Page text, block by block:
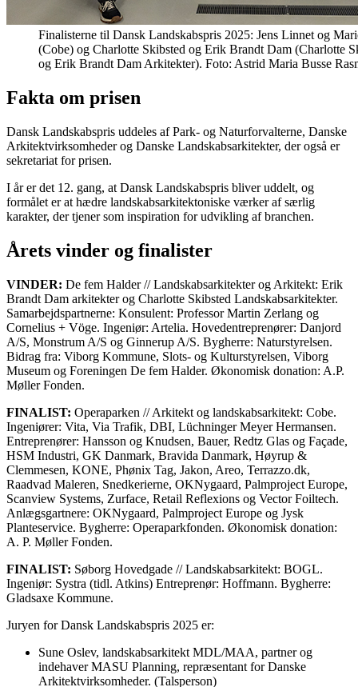
Finalisterne til Dansk Landskabspris 2025: Jens Linnet og
(Cobe) og Charlotte Skibsted og Erik Brandt Dam (Charlotte
og Erik Brandt Dam Arkitekter). Foto: Astrid Maria Busse
Fakta om prisen
Dansk Landskabspris uddeles af Park- og Naturforvalterne, Danske
Arkitektvirksomheder og Danske Landskabsarkitekter, der også er
sekretariat for prisen.
I år er det 12. gang, at Dansk Landskabspris bliver uddelt, og
formålet er at hædre landskabsarkitektoniske værker af særlig
karakter, der tjener som inspiration for udvikling af branchen.
Årets vinder og finalister
VINDER: De fem Halder // Landskabsarkitekter og Arkitekt: Erik
Brandt Dam arkitekter og Charlotte Skibsted Landskabsarkitekter.
Samarbejdspartnerne: Konsulent: Professor Martin Zerlang og
Cornelius + Vöge. Ingeniør: Artelia. Hovedentreprenører: Danjord
A/S, Monstrum A/S og Ginnerup A/S. Bygherre: Naturstyrelsen.
Bidrag fra: Viborg Kommune, Slots- og Kulturstyrelsen, Viborg
Museum og Foreningen De fem Halder. Økonomisk donation: A.P.
Møller Fonden.
FINALIST: Operaparken // Arkitekt og landskabsarkitekt: Cobe.
Ingeniører: Vita, Via Trafik, DBI, Lüchninger Meyer Hermansen.
Entreprenører: Hansson og Knudsen, Bauer, Redtz Glas og Façade,
HSM Industri, GK Danmark, Bravida Danmark, Høyrup &
Clemmesen, KONE, Phønix Tag, Jakon, Areo, Terrazzo.dk,
Raadvad Maleren, Snedkerierne, OKNygaard, Palmproject Europe,
Scanview Systems, Zurface, Retail Reflexions og Vector Foiltech.
Anlægsgartnere: OKNygaard, Palmproject Europe og Jysk
Planteservice. Bygherre: Operaparkfonden. Økonomisk donation:
A. P. Møller Fonden.
FINALIST: Søborg Hovedgade // Landskabsarkitekt: BOGL.
Ingeniør: Systra (tidl. Atkins) Entreprenør: Hoffmann. Bygherre:
Gladsaxe Kommune.
Juryen for Dansk Landskabspris 2025 er:
Sune Oslev, landskabsarkitekt MDL/MAA, partner og
indehaver MASU Planning, repræsentant for Danske
Arkitektvirksomheder. (Talsperson)